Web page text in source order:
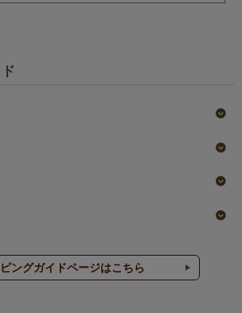
ングガイドページはこちら